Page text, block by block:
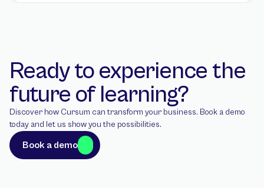
Ready to experience the
future of learning?
Discover how Cursum can transform your business. Book a demo
today and let us show you the possibilities.
Book a demo
Book a demo